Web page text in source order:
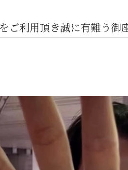
ご利用頂き誠に有難う御